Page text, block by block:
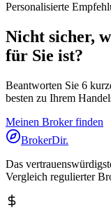
Personalisierte
Nicht sicher,
für Sie ist?
Beantworten Sie 6
besten zu Ihrem
Meinen Broker finden
BrokerDir.
Das
Vergleich regulierter